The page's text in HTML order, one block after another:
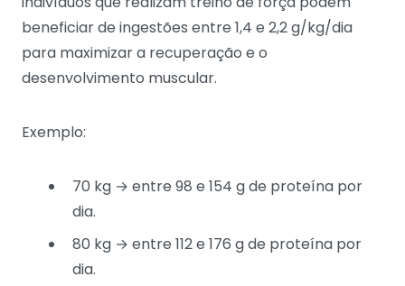
beneficiar de ingestões entre 1,4 e 2,2 g/kg/dia
para maximizar a recuperação e o
desenvolvimento muscular.
Exemplo:
70 kg → entre 98 e 154 g de proteína por
dia.
80 kg → entre 112 e 176 g de proteína por
dia.